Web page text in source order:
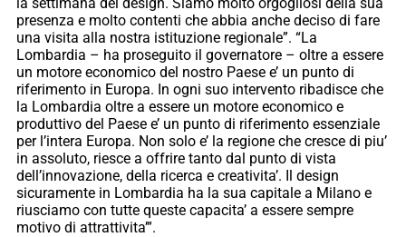
presenza e molto contenti che abbia anche deciso di fare
una visita alla nostra istituzione regionale”. “La
Lombardia – ha proseguito il governatore – oltre a essere
un motore economico del nostro Paese e’ un punto di
riferimento in Europa. In ogni suo intervento ribadisce che
la Lombardia oltre a essere un motore economico e
produttivo del Paese e’ un punto di riferimento essenziale
per l’intera Europa. Non solo e’ la regione che cresce di piu’
in assoluto, riesce a offrire tanto dal punto di vista
dell’innovazione, della ricerca e creativita’. Il design
sicuramente in Lombardia ha la sua capitale a Milano e
riusciamo con tutte queste capacita’ a essere sempre
motivo di attrattivita’”.